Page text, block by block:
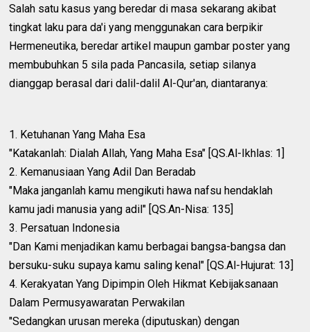
Salah satu kasus yang beredar di masa sekarang akibat
tingkat laku para da'i yang menggunakan cara berpikir
Hermeneutika, beredar artikel maupun gambar poster yang
membubuhkan 5 sila pada Pancasila, setiap silanya
dianggap berasal dari dalil-dalil Al-Qur'an, diantaranya:
1. Ketuhanan Yang Maha Esa
"Katakanlah: Dialah Allah, Yang Maha Esa" [QS.Al-Ikhlas: 1]
2. Kemanusiaan Yang Adil Dan Beradab
"Maka janganlah kamu mengikuti hawa nafsu hendaklah
kamu jadi manusia yang adil" [QS.An-Nisa: 135]
3. Persatuan Indonesia
"Dan Kami menjadikan kamu berbagai bangsa-bangsa dan
bersuku-suku supaya kamu saling kenal" [QS.Al-Hujurat: 13]
4. Kerakyatan Yang Dipimpin Oleh Hikmat Kebijaksanaan
Dalam Permusyawaratan Perwakilan
"Sedangkan urusan mereka (diputuskan) dengan